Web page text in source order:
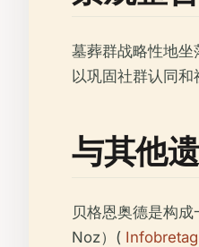
墓葬群战略性地坐
以巩固社群认同和
与其他
贝格恩奥德是构
Noz）(